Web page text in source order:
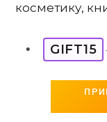
косметику,
GIFT15